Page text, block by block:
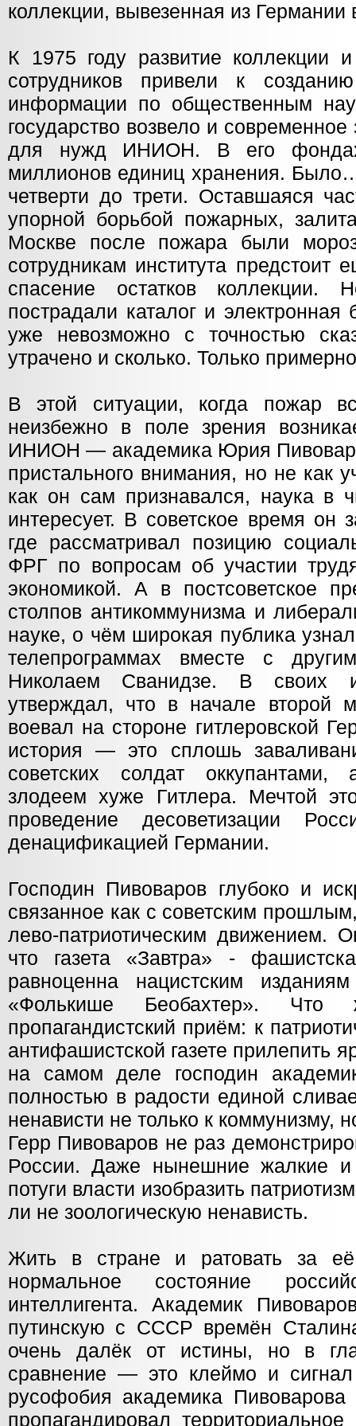
коллекции, вывезенная из Германии
К 1975 году развитие коллекции
сотрудников привели к
информации по общественным
государство возвело и
для нужд ИНИОН. В его фондах
миллионов единиц хранения.
четверти до трети. Оставшаяся
упорной борьбой пожарных,
Москве после пожара были
сотрудникам института предстоит
спасение остатков коллекции.
пострадали каталог и
уже невозможно с точностью
утрачено и сколько. Только
В этой ситуации, когда пожар
неизбежно в поле зрения
ИНИОН — академика Юрия
пристального внимания, но не как
как он сам признавался, наука в
интересует. В советское время он
где рассматривал позицию
ФРГ по вопросам об участии
экономикой. А в постсоветское
столпов антикоммунизма и
науке, о чём широкая публика
телепрограммах вместе с
Николаем Сванидзе. В своих
утверждал, что в начале второй
воевал на стороне гитлеровской
история — это сплошь
советских солдат
злодеем хуже Гитлера. Мечтой
проведение десоветизации
денацификацией Германии.
Господин Пивоваров глубоко и
связанное как с советским
лево-патриотическим движением.
что газета «Завтра» -
равноценна нацистским
«Фолькише Беобахтер». Что
пропагандистский приём: к
антифашистской газете прилепить
на самом деле господин
полностью в радости единой
ненависти не только к коммунизму,
Герр Пивоваров не раз
России. Даже нынешние жалкие и
потуги власти изобразить
ли не зоологическую ненависть.
Жить в стране и ратовать за
нормальное состояние
интеллигента. Академик
путинскую с СССР времён
очень далёк от истины, но в
сравнение — это клеймо и
русофобия академика Пивоварова
пропагандировал